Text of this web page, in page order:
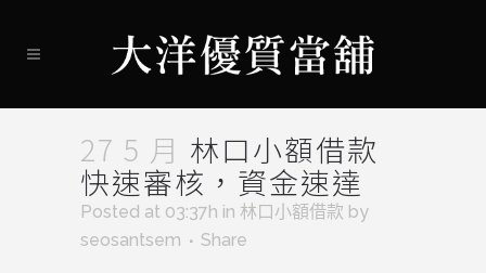
27 5 月 林口小額借款
快速審核，資金速達
Posted at 03:37h in 林口小額借款 by
seosantsem
Share